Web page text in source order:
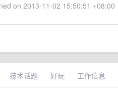
on 2013-11-02 15:50:51 +08:00
技术话题 好玩 工作信息